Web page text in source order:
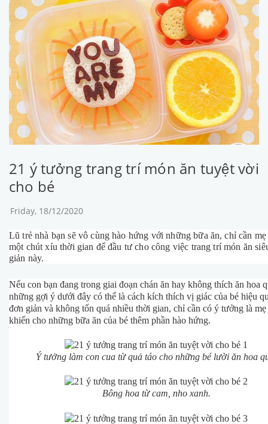
21 ý tưởng trang trí món ăn tuyệt vời
cho bé
Friday, 18/12/2020
Lũ trẻ nhà bạn sẽ vô cùng hào hứng với những bữa ăn, chỉ cần mẹ
một chút xíu thời gian để đầu tư cho công việc trang trí món ăn
giản này.
Nếu con bạn đang trong giai đoạn chán ăn hay không thích ăn hoa
những gợi ý dưới đây có thể là cách kích thích vị giác của bé hiệu
đơn giản và không tốn quá nhiều thời gian, chỉ cần có ý tưởng là mẹ
khiến cho những bữa ăn của bé thêm phần hào hứng.
Ý tưởng làm con cua từ quả táo cho những bé lười ăn hoa
Bông hoa từ cam, nho xanh.